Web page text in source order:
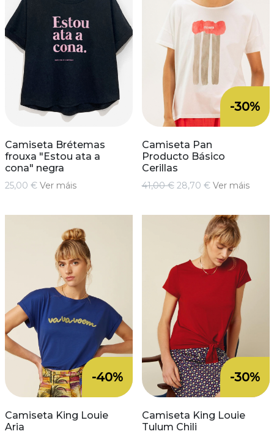
Camiseta Brétemas
frouxa "Estou ata a
cona" negra
25,00 € Ver máis
-30%
Camiseta Pan
Producto Básico
Cerillas
41,00 € 28,70 € Ver máis
-40%
Camiseta King Louie
Aria
-30%
Camiseta King Louie
Tulum Chili